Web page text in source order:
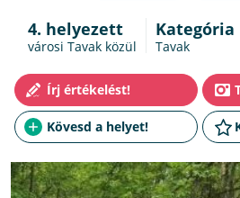
4. helyezett
városi Tavak közül
Kategória
Tavak